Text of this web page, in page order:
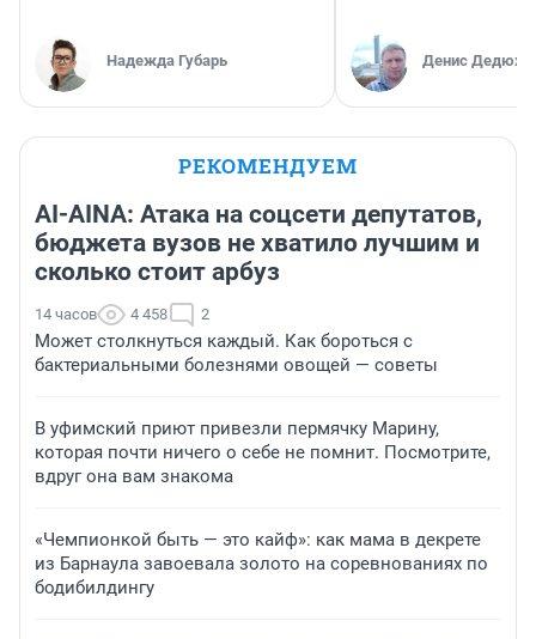
Надежда Губарь Денис
РЕКОМЕНДУЕМ
AI-AINA: Атака на соцсети депутатов,
бюджета вузов не хватило лучшим и
сколько стоит арбуз
14 часов 4 458 2
Может столкнуться каждый. Как бороться с
бактериальными болезнями овощей — советы
В уфимский приют привезли пермячку Марину,
которая почти ничего о себе не помнит. Посмотрите,
вдруг она вам знакома
«Чемпионкой быть — это кайф»: как мама в декрете
из Барнаула завоевала золото на соревнованиях по
бодибилдингу